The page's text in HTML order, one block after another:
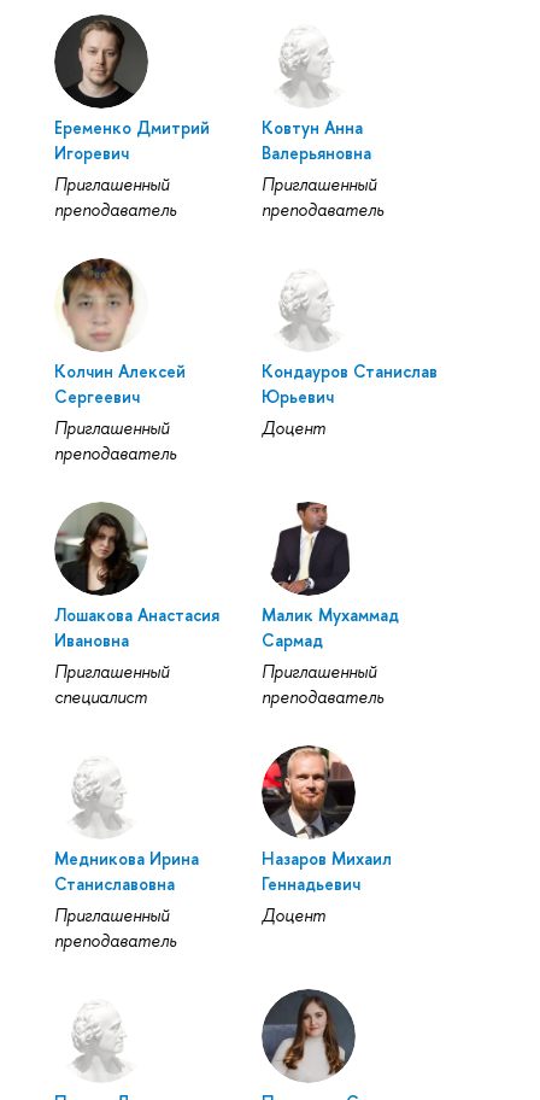
Еременко Дмитрий
Игоревич
Приглашенный
преподаватель
Ковтун Анна
Валерьяновна
Приглашенный
преподаватель
Колчин Алексей
Сергеевич
Приглашенный
преподаватель
Кондауров Станислав
Юрьевич
Доцент
Лошакова Анастасия
Ивановна
Приглашенный
специалист
Малик Мухаммад
Сармад
Приглашенный
преподаватель
Медникова Ирина
Станиславовна
Приглашенный
преподаватель
Назаров Михаил
Геннадьевич
Доцент